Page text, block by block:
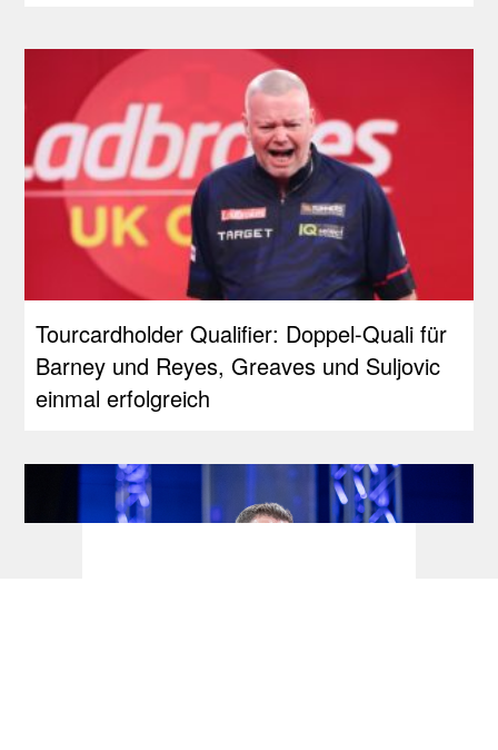
Tourcardholder Qualifier: Doppel-Quali für
Barney und Reyes, Greaves und Suljovic
einmal erfolgreich